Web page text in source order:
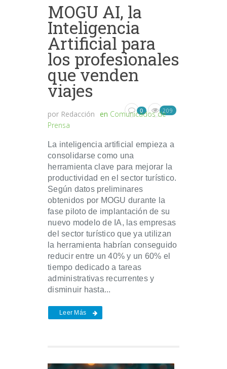
MOGU AI, la
Inteligencia
Artificial para
los profesionales
que venden
viajes
por Redacción en Comunicados de
Prensa
0 209
La inteligencia artificial empieza a
consolidarse como una
herramienta clave para mejorar la
productividad en el sector turístico.
Según datos preliminares
obtenidos por MOGU durante la
fase piloto de implantación de su
nuevo modelo de IA, las empresas
del sector turístico que ya utilizan
la herramienta habrían conseguido
reducir entre un 40% y un 60% el
tiempo dedicado a tareas
administrativas recurrentes y
disminuir hasta...
Leer Más